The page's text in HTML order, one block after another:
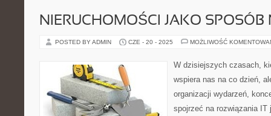
NIERUCHOMOŚCI JAKO SPOSÓB
POSTED BY ADMIN CZE - 20 - 2025 MOŻLIWOŚĆ
W dzisiejszych czasach,
wspiera nas na co dzień,
organizacji wydarzeń,
spojrzeć na rozwiązania IT